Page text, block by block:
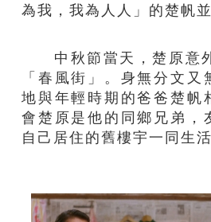
為我，我為人人」的楚帆並
中秋節當天，楚原意
「春風街」。身無分文
地與年輕時期的爸爸楚帆
會楚原是他的同鄉兄弟，
自己居住的舊樓宇一同生活